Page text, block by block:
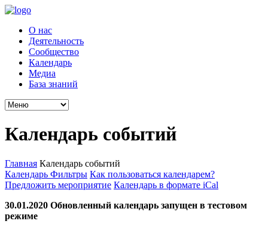
О нас
Деятельность
Сообщество
Календарь
Медиа
База знаний
Календарь событий
Главная Календарь событий
Календарь Фильтры Как пользоваться календарем?
Предложить мероприятие Календарь в формате iCal
30.01.2020 Обновленный календарь запущен в тестовом
режиме